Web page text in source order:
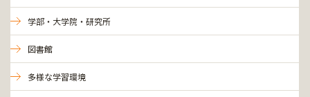
学部・大学院・研究所
図書館
多様な学習環境